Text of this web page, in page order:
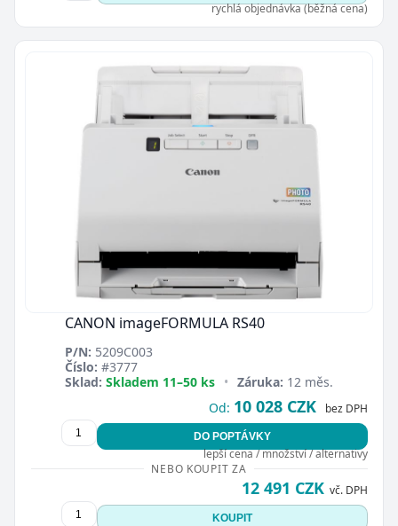
rychlá objednávka (běžná cena)
CANON imageFORMULA RS40
P/N: 5209C003
Číslo: #3777
Sklad: Skladem 11–50 ks • Záruka: 12 měs.
Od: 10 028 CZK bez DPH
DO POPTÁVKY
lepší cena / množství / alternativy
NEBO KOUPIT ZA
12 491 CZK vč. DPH
KOUPIT